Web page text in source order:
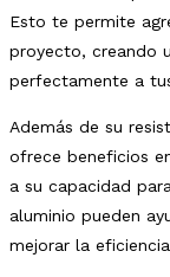
Esto te permite
proyecto, creando
perfectamente a
Además de su
ofrece beneficios
a su capacidad
aluminio pueden
mejorar la